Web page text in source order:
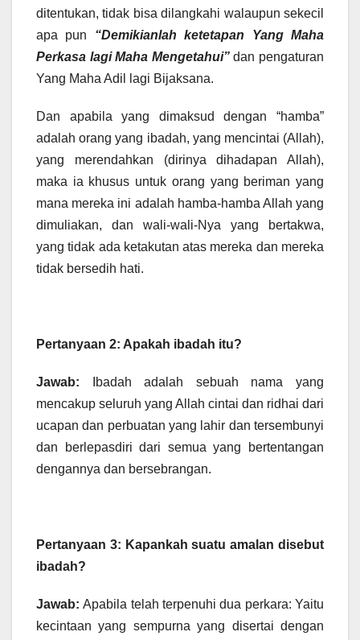
ditentukan, tidak bisa dilangkahi walaupun sekecil
apa pun “Demikianlah ketetapan Yang Maha
Perkasa lagi Maha Mengetahui”dan pengaturan
Yang Maha Adil lagi Bijaksana.
Dan apabila yang dimaksud dengan “hamba”
adalah orang yang ibadah, yang mencintai (Allah),
yang merendahkan (dirinya dihadapan Allah),
maka ia khusus untuk orang yang beriman yang
mana mereka ini adalah hamba-hamba Allah yang
dimuliakan, dan wali-wali-Nya yang bertakwa,
yang tidak ada ketakutan atas mereka dan mereka
tidak bersedih hati.
Pertanyaan 2: Apakah ibadah itu?
Jawab:
Ibadah adalah sebuah nama yang
mencakup seluruh yang Allah cintai dan ridhai dari
ucapan dan perbuatan yang lahir dan tersembunyi
dan berlepasdiri dari semua yang bertentangan
dengannya dan bersebrangan.
Pertanyaan 3: Kapankah suatu amalan disebut
ibadah?
Jawab:Apabila telah terpenuhi dua perkara: Yaitu
kecintaan yang sempurna yang disertai dengan